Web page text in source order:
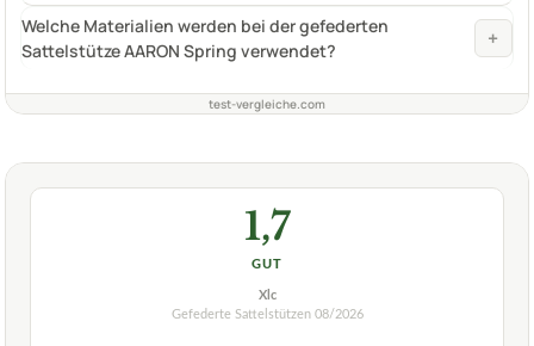
Welche Materialien werden bei der gefederten
Sattelstütze AARON Spring verwendet?
+
test-vergleiche.com
1,7
GUT
Xlc
Gefederte Sattelstützen 08/2026